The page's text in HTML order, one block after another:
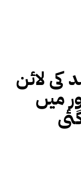
30 فیصد کی لائن
میں